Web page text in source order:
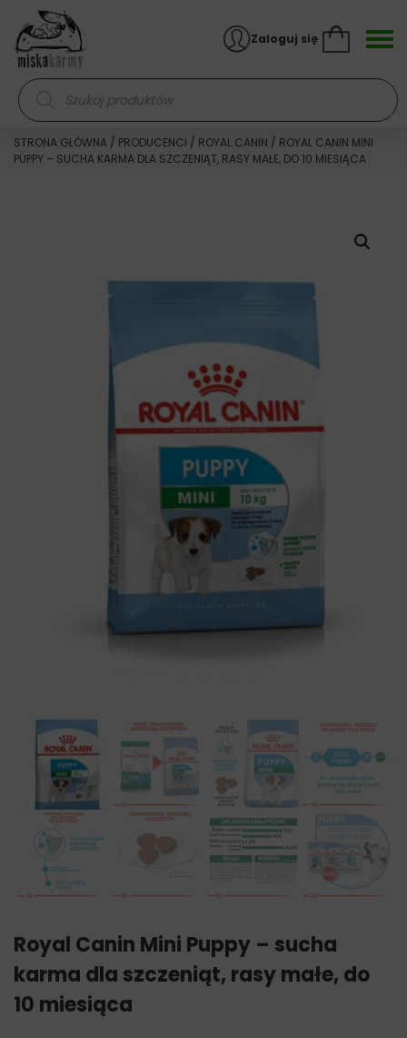
Skocz do treści
Wyszukiwarka produktów
Zaloguj się
STRONA GŁÓWNA / PRODUCENCI / ROYAL CANIN / ROYAL CANIN MINI
PUPPY – SUCHA KARMA DLA SZCZENIĄT, RASY MAŁE, DO 10 MIESIĄCA
Royal Canin Mini Puppy – sucha
karma dla szczeniąt, rasy małe, do
10 miesiąca